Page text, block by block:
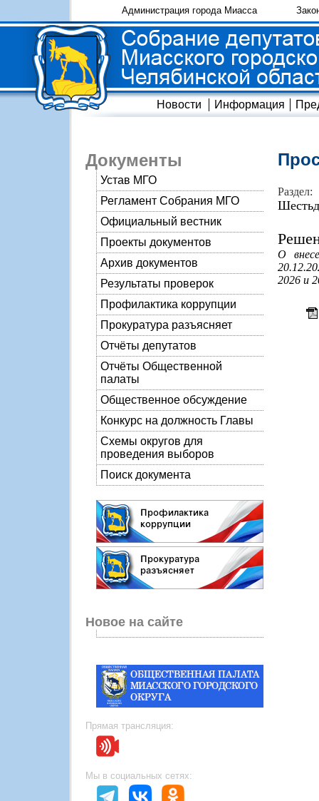
Администрация города Миасса
Новости Информация
Документы
Устав МГО
Регламент Собрания МГО
Официальный вестник
Проекты документов
Архив документов
Результаты проверок
Профилактика коррупции
Прокуратура разъясняет
Отчёты депутатов
Отчёты Общественной
палаты
Общественное обсуждение
Конкурс на должность Главы
Схемы округов для
проведения выборов
Поиск документа
Новое на сайте
Прямая трансляция:
Мы в социальных сетях:
Раздел:
О
2026 и